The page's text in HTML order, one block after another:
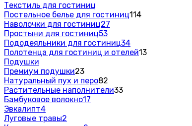
Текстиль для гостиниц
Постельное белье для гостиниц114
Наволочки для гостиниц27
Простыни для гостиниц53
Пододеяльники для гостиниц34
Полотенца для гостиниц и отелей13
Подушки
Премиум подушки23
Натуральный пух и перо82
Растительные наполнители33
Бамбуковое волокно17
Эвкалипт4
Луговые травы2